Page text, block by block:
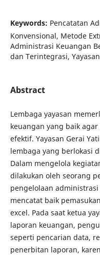
Keywords: Pencatatan
Konvensional, Metode
Administrasi Keuangan
dan Terintegrasi,
Abstract
Lembaga yayasan
keuangan yang baik
efektif. Yayasan Gerai
lembaga yang berlokasi
Dalam mengelola
dilakukan oleh seorang
pengelolaan
mencatat baik
excel. Pada saat ketua
laporan keuangan,
seperti pencarian data,
penerbitan laporan,